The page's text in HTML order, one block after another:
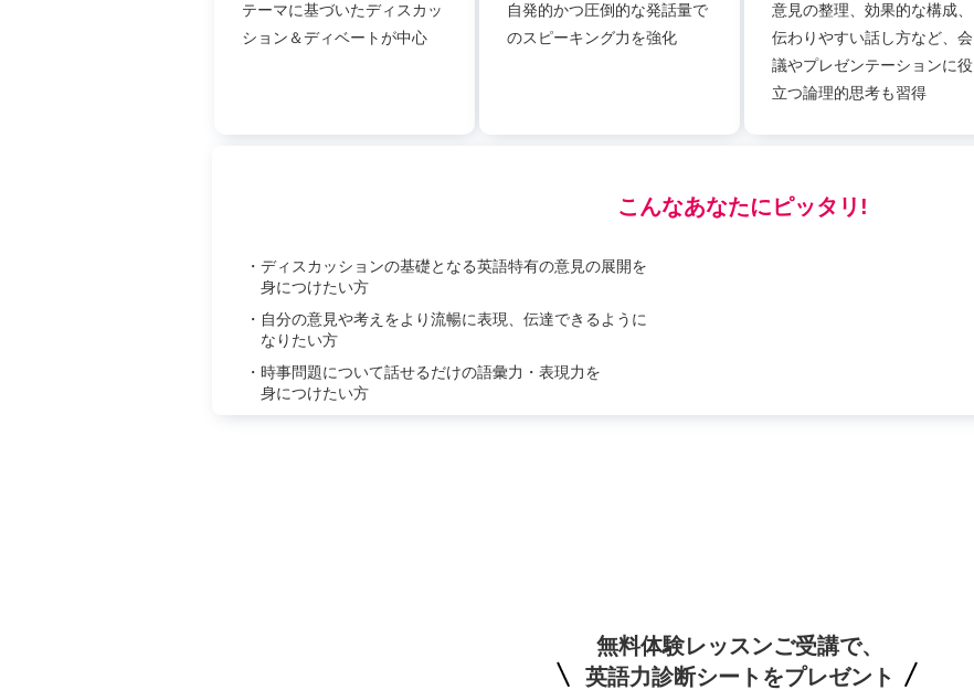
テーマに基づいたディスカッ
ション＆ディベートが中心
自発的かつ圧倒的な発話量で
のスピーキング力を強化
意見の整理、効果的な構成、
伝わりやすい話し方など、会
議やプレゼンテーションに役
立つ論理的思考も習得
こんなあなたにピッタリ!
・ディスカッションの基礎となる英語特有の意見の展開を
身につけたい方
・自分の意見や考えをより流暢に表現、伝達できるように
なりたい方
・時事問題について話せるだけの語彙力・表現力を
身につけたい方
無料体験レッスンご受講で、
英語力診断シートをプレゼント